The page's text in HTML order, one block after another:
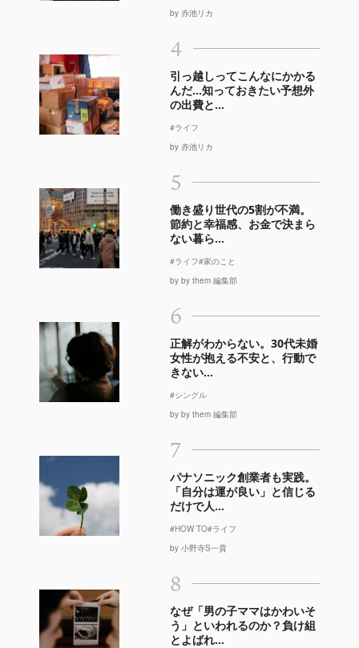
by 赤池リカ
4
引っ越しってこんなにかかる
んだ…知っておきたい予想外
の出費と...
#ライフ
by 赤池リカ
5
働き盛り世代の5割が不満。
節約と幸福感、お金で決まら
ない暮ら...
#ライフ#家のこと
by by them 編集部
6
正解がわからない。30代未婚
女性が抱える不安と、行動で
きない...
#シングル
by by them 編集部
7
パナソニック創業者も実践。
「自分は運が良い」と信じる
だけで人...
#HOW TO#ライフ
by 小野寺S一貴
8
なぜ「男の子ママはかわいそ
う」といわれるのか？負け組
とよばれ...